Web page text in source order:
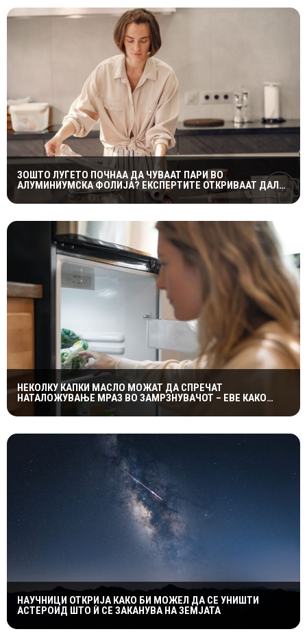
ЗОШТО ЛУЃЕТО ПОЧНАА ДА ЧУВААТ ПАРИ ВО
АЛУМИНИУМСКА ФОЛИЈА? ЕКСПЕРТИТЕ ОТКРИВААТ ДАЛИ
ТРИКОТ НАВИСТИНА ФУНКЦИОНИРА
НЕКОЛКУ КАПКИ МАСЛО МОЖАТ ДА СПРЕЧАТ
НАТАЛОЖУВАЊЕ МРАЗ ВО ЗАМРЗНУВАЧОТ – ЕВЕ КАКО
ФУНКЦИОНИРА ЕДНОСТАВНИОТ ТРИК
НАУЧНИЦИ ОТКРИЈА КАКО БИ МОЖЕЛ ДА СЕ УНИШТИ
АСТЕРОИД ШТО Ѝ СЕ ЗАКАНУВА НА ЗЕМЈАТА